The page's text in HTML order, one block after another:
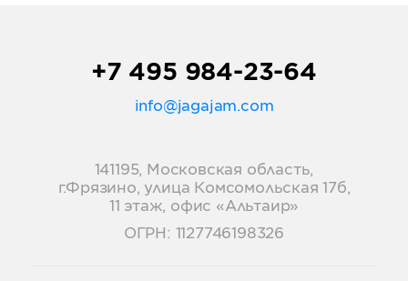
+7 495 984-23-64
info@jagajam.com
141195, Московская область,
г.Фрязино, улица Комсомольская 17б,
11 этаж, офис «Альтаир»
ОГРН: 1127746198326